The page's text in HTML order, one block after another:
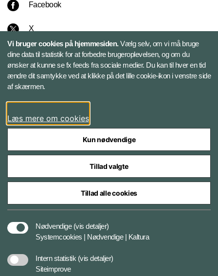
Facebook
X
Instagram
Bluesky
LinkedIn
Styrelser og myndigheder under Forsvarsministeriet
Vi bruger cookies på hjemmesiden.Vælg selv, om vi må bruge
dine data til statistik for at forbedre brugeroplevelsen, og om du
ønsker at kunne se fx feeds fra sociale medier. Du kan til hver en tid
ændre dit samtykke ved at klikke på det lille cookie-ikon i venstre side
af skærmen.
Læs mere om cookies
Kun nødvendige
Tillad valgte
Tillad alle cookies
Nødvendige (vis detaljer)
Systemcookies | Nødvendige | Kaltura
Intern statistik (vis detaljer)
Siteimprove